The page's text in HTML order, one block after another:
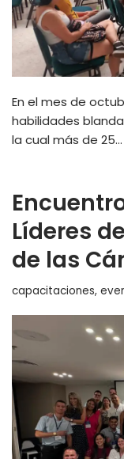
En el mes de
habilidades
la cual más de 25…
Líderes
de las
capacitaciones,